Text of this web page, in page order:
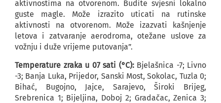
aktivnostima na otvorenom. Budite svjesni lokalno
guste magle. Može izrazito uticati na rutinske
aktivnosti na otvorenom. Može izazvati kašnjenje
letova i zatvaranje aerodroma, otežane uslove za
vožnju i duže vrijeme putovanja”.
Temperature zraka u 07 sati (°C):Bjelašnica -7; Livno
-3; Banja Luka, Prijedor, Sanski Most, Sokolac, Tuzla 0;
Bihać, Bugojno, Jajce, Sarajevo, Široki Brijeg,
Srebrenica 1; Bijeljina, Doboj 2; Gradačac, Zenica 3;